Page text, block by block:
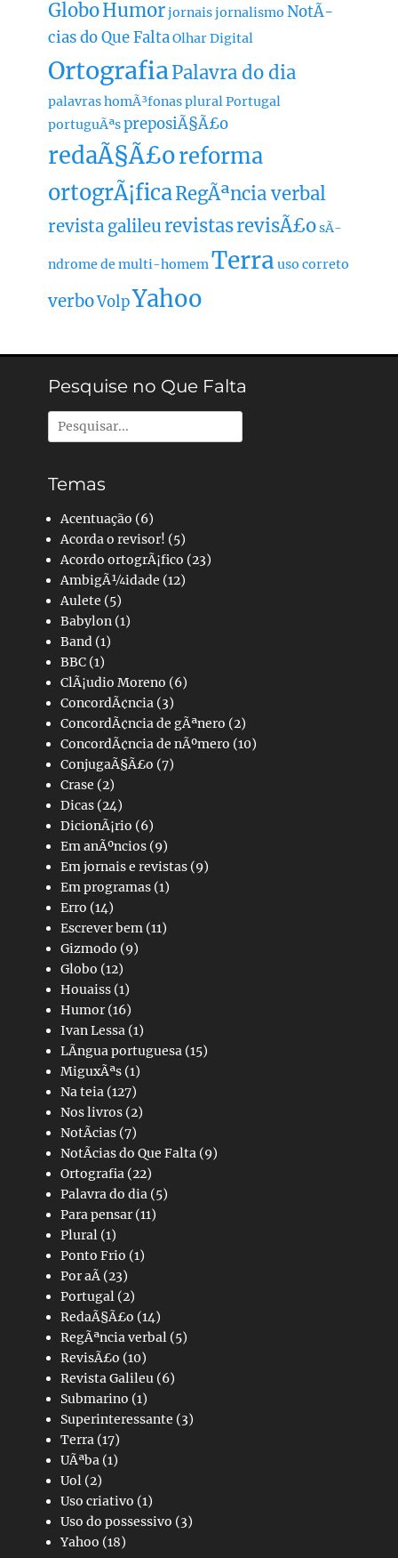
GloboHumorjornaisjornalismo NotÃ­
cias do Que FaltaOlhar Digital
OrtografiaPalavra do dia
palavras homÃ³fonaspluralPortugal
portuguÃªspreposiÃ§Ã£o
redaÃ§Ã£oreforma
ortogrÃ¡ficaRegÃªncia verbal
revista galileurevistasrevisÃ£osÃ­
ndrome de multi-homemTerra uso correto
verboVolpYahoo
Pesquise no Que Falta
Pesquisar
por:
Temas
Acentuação (6)
Acorda o revisor! (5)
Acordo ortogrÃ¡fico (23)
AmbigÃ¼idade (12)
Aulete (5)
Babylon (1)
Band (1)
BBC (1)
ClÃ¡udio Moreno (6)
ConcordÃ¢ncia (3)
ConcordÃ¢ncia de gÃªnero (2)
ConcordÃ¢ncia de nÃºmero (10)
ConjugaÃ§Ã£o (7)
Crase (2)
Dicas (24)
DicionÃ¡rio (6)
Em anÃºncios (9)
Em jornais e revistas (9)
Em programas (1)
Erro (14)
Escrever bem (11)
Gizmodo (9)
Globo (12)
Houaiss (1)
Humor(16)
Ivan Lessa (1)
LÃ­ngua portuguesa (15)
MiguxÃªs (1)
Na teia (127)
Nos livros (2)
NotÃ­cias (7)
NotÃ­cias do Que Falta (9)
Ortografia (22)
Palavra do dia (5)
Para pensar(11)
Plural (1)
Ponto Frio (1)
Por aÃ­ (23)
Portugal (2)
RedaÃ§Ã£o (14)
RegÃªncia verbal (5)
RevisÃ£o (10)
Revista Galileu (6)
Submarino (1)
Superinteressante (3)
Terra (17)
UÃªba (1)
Uol (2)
Uso criativo (1)
Uso do possessivo (3)
Yahoo (18)